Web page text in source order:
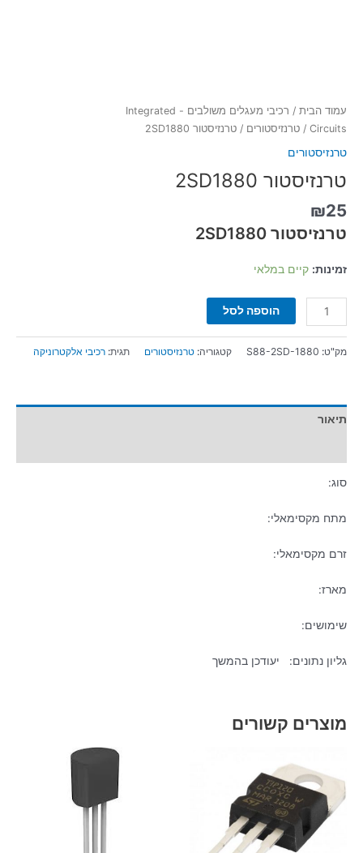
עמוד הבית /
רכיבי מעגלים משולבים - Integrated
Circuits
/ טרנזיסטורים / טרנזיסטור 2SD1880
טרנזיסטורים
טרנזיסטור 2SD1880
₪25
טרנזיסטור 2SD1880
זמינות: קיים במלאי
הוספה לסל
מק"ט: S88-2SD-1880 קטגוריה: טרנזיסטורים תגית: רכיבי אלקטרוניקה
תיאור
סוג:
מתח מקסימאלי:
זרם מקסימאלי:
מארז:
שימושים:
גליון נתונים: יעודכן בהמשך
מוצרים קשורים